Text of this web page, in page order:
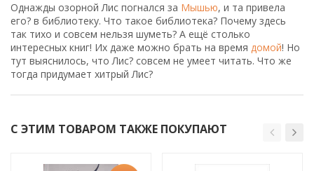
Однажды озорной Лис погнался за Мышью, и та привела
его? в библиотеку. Что такое библиотека? Почему здесь
так тихо и совсем нельзя шуметь? А ещё столько
интересных книг! Их даже можно брать на время домой! Но
тут выяснилось, что Лис? совсем не умеет читать. Что же
тогда придумает хитрый Лис?
С ЭТИМ ТОВАРОМ ТАКЖЕ ПОКУПАЮТ